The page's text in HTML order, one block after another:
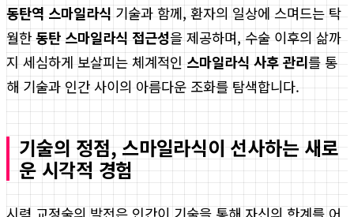
동탄역 스마일라식 기술과 함께, 환자의 일상에 스며드는 탁
월한 동탄 스마일라식 접근성을 제공하며, 수술 이후의 삶까
지 세심하게 보살피는 체계적인 스마일라식 사후 관리를 통
해 기술과 인간 사이의 아름다운 조화를 탐색합니다.
기술의 정점, 스마일라식이 선사하는 새로
운 시각적 경험